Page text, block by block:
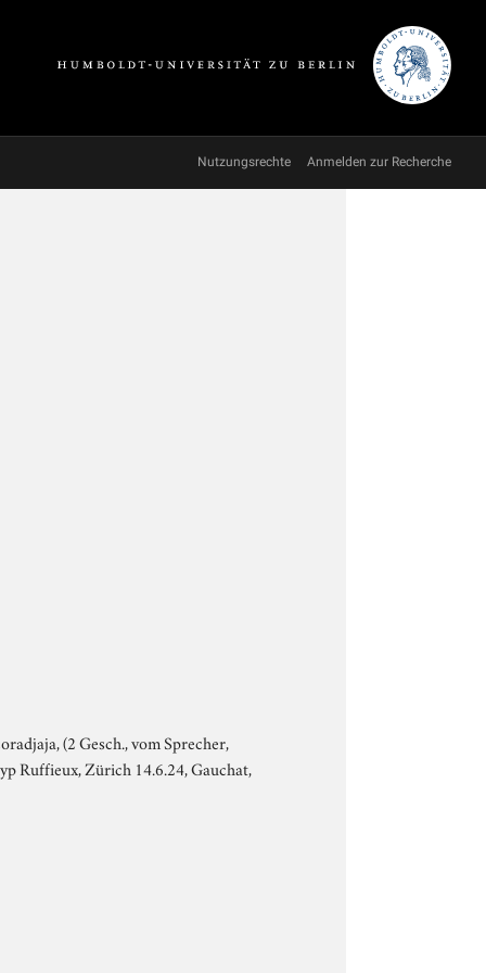
Nutzungsrechte Anmelden zur Recherche
(2 Gesch., vom Sprecher,
Ruffieux, Zürich 14.6.24, Gauchat,